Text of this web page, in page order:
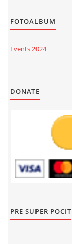
FOTOALBUM
Events 2024
Events 2022
Events 2018
Events 2016
DONATE
PRE SUPER POCIT